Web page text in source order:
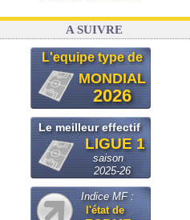
A SUIVRE
L'equipe type de
MONDIAL
2026
Le meilleur effectif
LIGUE 1
saison
2025-26
Indice MF :
l'état de